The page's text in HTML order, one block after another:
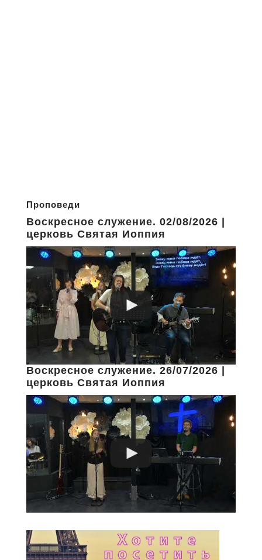
Проповеди
Воскресное служение. 02/08/2026 |
церковь Святая Иоппия
Воскресное служение. 26/07/2026 |
церковь Святая Иоппия